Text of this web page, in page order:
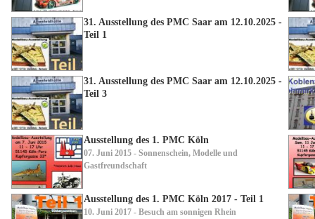
31. Ausstellung des PMC Saar am 12.10.2025 -
Teil 1
31. Ausstellung des PMC Saar am 12.10.2025 -
Teil 3
Ausstellung des 1. PMC Köln
07. Juni 2015 - Sonnenschein, Modelle und
Gastfreundschaft
Ausstellung des 1. PMC Köln 2017 - Teil 1
10. Juni 2017 - Besuch am sonnigen Rhein